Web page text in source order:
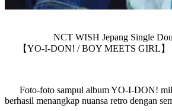
NCT WISH Jepang Single
【YO-I-DON! / BOY MEETS GIRL
Foto-foto sampul album YO-I-DON!
berhasil menangkap nuansa retro dengan